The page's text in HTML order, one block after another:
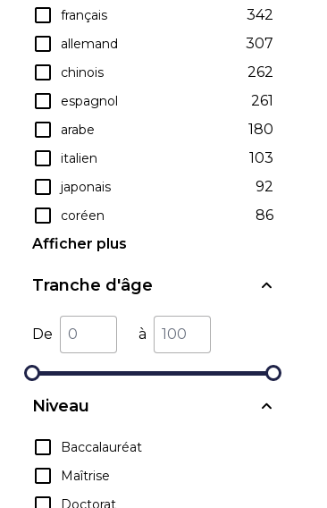
français 342
allemand 307
chinois 262
espagnol 261
arabe 180
italien 103
japonais 92
coréen
86
Afficher plus
Tranche d'âge
De à
Niveau
Baccalauréat
Maîtrise
Doctorat